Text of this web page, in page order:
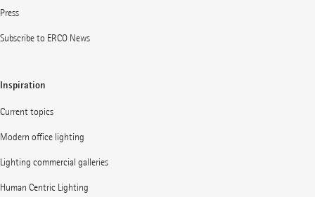
Press
Subscribe to ERCO News
Inspiration
Current topics
Modern office lighting
Lighting commercial galleries
Human Centric Lighting